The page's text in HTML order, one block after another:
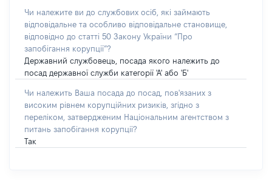
Чи належите ви до службових осіб, які займають
відповідальне та особливо відповідальне становище,
відповідно до статті 50 Закону України “Про
запобігання корупції”?
Державний службовець, посада якого належить до
посад державної служби категорії 'А' або 'Б'
Чи належить Ваша посада до посад, пов'язаних з
високим рівнем корупційних ризиків, згідно з
переліком, затвердженим Національним агентством з
питань запобігання корупції?
Так